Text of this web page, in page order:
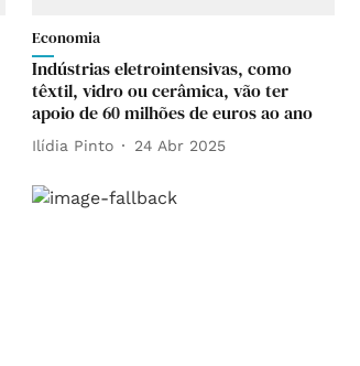
Economia
Indústrias eletrointensivas, como
têxtil, vidro ou cerâmica, vão ter
apoio de 60 milhões de euros ao ano
Ilídia Pinto 24 Abr 2025